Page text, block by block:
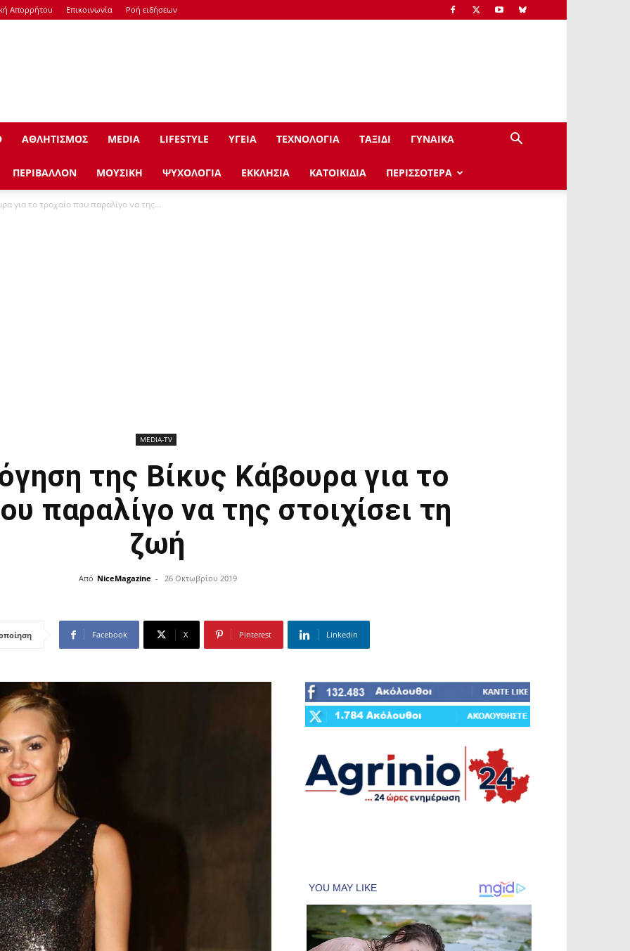
Απορρήτου Επικοινωνία Ροή ειδήσεων
ΑΘΛΗΤΙΣΜΟΣ ΜEDIA LIFESTYLE ΥΓΕΙΑ ΤΕΧΝΟΛΟΓΙΑ ΤΑΞΙΔΙ ΓΥΝΑΙΚΑ
ΠΕΡΙΒΑΛΛΟΝ ΜΟΥΣΙΚΗ ΨΥΧΟΛΟΓΙΑ ΕΚΚΛΗΣΙΑ ΚΑΤΟΙΚΙΔΙΑ ΠΕΡΙΣΣΟΤΕΡΑ
για το τροχαίο που παραλίγο να της...
ΜEDIA-TV
της Βίκυς Κάβουρα για το
παραλίγο να της στοιχίσει τη
ζωή
Από NiceMagazine - 26 Οκτωβρίου 2019
Facebook X Pinterest Linkedin